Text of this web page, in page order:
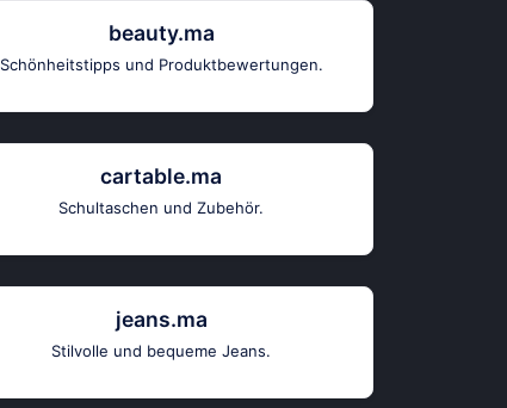
beauty.ma
Schönheitstipps und Produktbewertungen.
cartable.ma
Schultaschen und Zubehör.
jeans.ma
Stilvolle und bequeme Jeans.